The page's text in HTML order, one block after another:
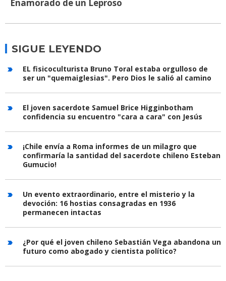
Enamorado de un Leproso
SIGUE LEYENDO
EL fisicoculturista Bruno Toral estaba orgulloso de
ser un "quemaiglesias". Pero Dios le salió al camino
El joven sacerdote Samuel Brice Higginbotham
confidencia su encuentro "cara a cara" con Jesús
¡Chile envía a Roma informes de un milagro que
confirmaría la santidad del sacerdote chileno Esteban
Gumucio!
Un evento extraordinario, entre el misterio y la
devoción: 16 hostias consagradas en 1936
permanecen intactas
¿Por qué el joven chileno Sebastián Vega abandona un
futuro como abogado y cientista político?